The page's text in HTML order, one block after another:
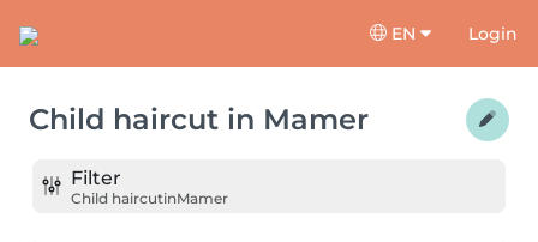
EN Login
Child haircut in Mamer
Filter
Child haircutinMamer